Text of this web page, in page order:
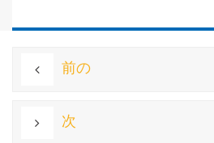
前の
次